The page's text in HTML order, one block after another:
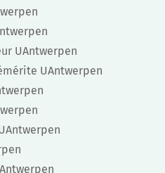
UAntwerpen
UAntwerpen